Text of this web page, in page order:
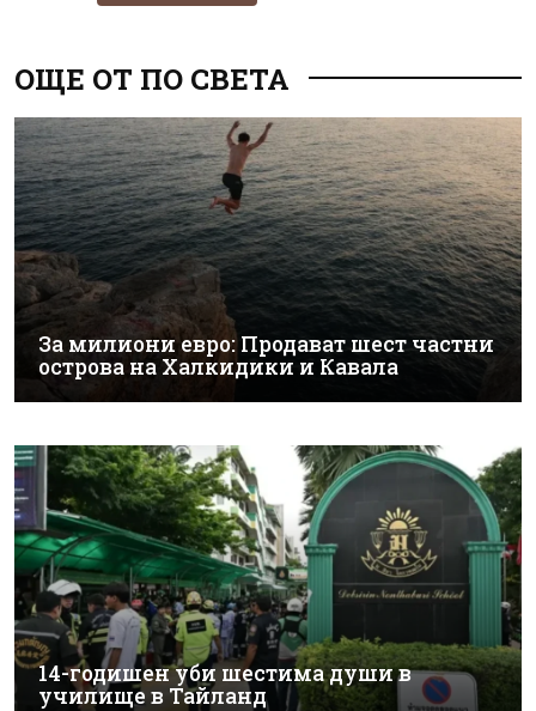
ОЩЕ ОТ ПО СВЕТА
За милиони евро: Продават шест частни
острова на Халкидики и Кавала
14-годишен уби шестима души в
училище в Тайланд